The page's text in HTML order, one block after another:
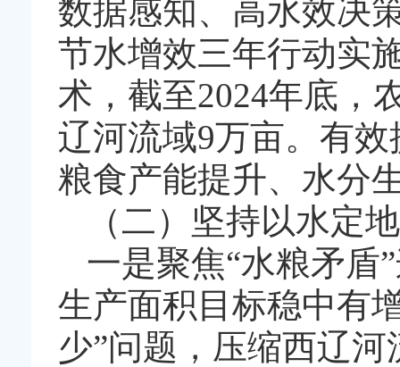
数据感知、高水效决
节水增效三年行动实
术，截至2024年底，
辽河流域9万亩。有
粮食产能提升、水分
（二）坚持以水定
一是聚焦“水粮矛盾
生产面积目标稳中有
少”问题，压缩西辽